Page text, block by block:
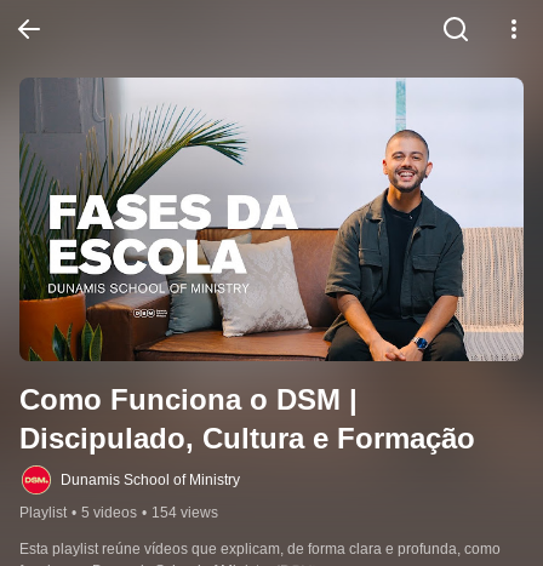
Como Funciona o DSM |
Discipulado, Cultura e Formação
Dunamis School of Ministry
Playlist • 5 videos • 154 views
Esta playlist reúne vídeos que explicam, de forma clara e profunda, como